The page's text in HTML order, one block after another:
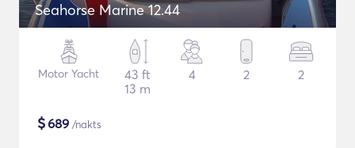
Seahorse Marine 12.44
Motor Yacht
43 ft
13 m
4 2 2
$689 /nakts